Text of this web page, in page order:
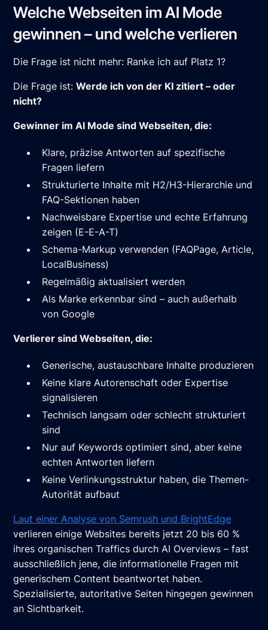
Welche Webseiten im AI Mode
gewinnen – und welche verlieren
Die Frage ist nicht mehr: Ranke ich auf Platz 1?
Die Frage ist:Werde ich von der KI zitiert – oder
nicht?
Gewinner im AI Mode sind Webseiten, die:
Klare, präzise Antworten auf spezifische
Fragen liefern
Strukturierte Inhalte mit H2/H3-Hierarchie und
FAQ-Sektionen haben
Nachweisbare Expertise und echte Erfahrung
zeigen (E-E-A-T)
Schema-Markup verwenden (FAQPage, Article,
LocalBusiness)
Regelmäßig aktualisiert werden
Als Marke erkennbar sind – auch außerhalb
von Google
Verlierer sind Webseiten, die:
Generische, austauschbare Inhalte produzieren
Keine klare Autorenschaft oder Expertise
signalisieren
Technisch langsam oder schlecht strukturiert
sind
Nur auf Keywords optimiert sind, aber keine
echten Antworten liefern
Keine Verlinkungsstruktur haben, die Themen-
Autorität aufbaut
Laut einer Analyse von Semrush und BrightEdge
verlieren einige Websites bereits jetzt 20 bis 60 %
ihres organischen Traffics durch AI Overviews – fast
ausschließlich jene, die informationelle Fragen mit
generischem Content beantwortet haben.
Spezialisierte, autoritative Seiten hingegen gewinnen
an Sichtbarkeit.